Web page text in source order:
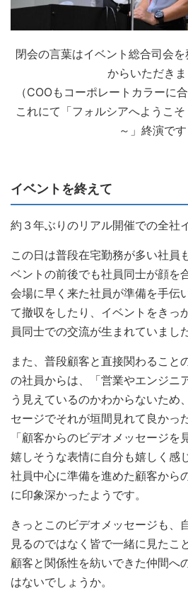
閉会の言葉はイベント総合司会
からいただき
（COOもコーポレートカラーに
これにて「フォルシアへようこ
～」終演です
イベントを終えて
約３年ぶりのリアル開催での全社
この日は普段在宅勤務が多い社員
ベントの前後でも社員同士が顔を
会場に早く来た社員が準備を手伝
て撤収をしたり、イベントをきっ
員同士での交流が生まれていました
また、普段顧客と直接関わること
の社員からは、「営業やエンジニ
う見えているのかわからないため
セージでそれが垣間見れて良かっ
「顧客からのビデオメッセージを
嬉しそうな表情に自分も嬉しく感
社員中心に準備を進めた顧客から
に印象深かったようです。
きっとこのビデオメッセージも、
見るのではなく皆で一緒に見たこ
顧客と関係性を紡いできた仲間へ
はないでしょうか。